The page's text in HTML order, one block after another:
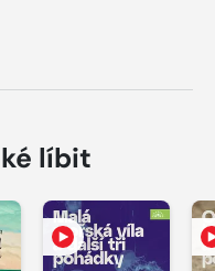
líbit